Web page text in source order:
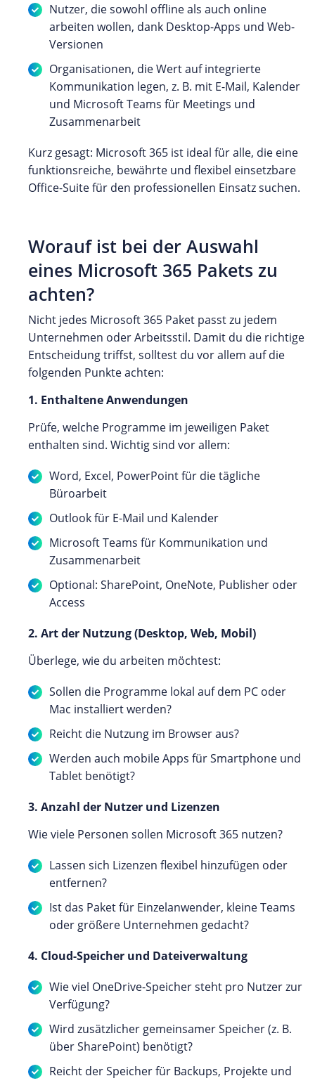
Nutzer, die sowohl offline als auch online
arbeiten wollen, dank Desktop-Apps und Web-
Versionen
Organisationen, die Wert auf integrierte
Kommunikation legen, z. B. mit E-Mail, Kalender
und Microsoft Teams für Meetings und
Zusammenarbeit
Kurz gesagt: Microsoft 365 ist ideal für alle, die eine
funktionsreiche, bewährte und flexibel einsetzbare
Office-Suite für den professionellen Einsatz suchen.
Worauf ist bei der Auswahl
eines Microsoft 365 Pakets zu
achten?
Nicht jedes Microsoft 365 Paket passt zu jedem
Unternehmen oder Arbeitsstil. Damit du die richtige
Entscheidung triffst, solltest du vor allem auf die
folgenden Punkte achten:
1. Enthaltene Anwendungen
Prüfe, welche Programme im jeweiligen Paket
enthalten sind. Wichtig sind vor allem:
Word, Excel, PowerPoint für die tägliche
Büroarbeit
Outlook für E-Mail und Kalender
Microsoft Teams für Kommunikation und
Zusammenarbeit
Optional: SharePoint, OneNote, Publisher oder
Access
2. Art der Nutzung (Desktop, Web, Mobil)
Überlege, wie du arbeiten möchtest:
Sollen die Programme lokal auf dem PC oder
Mac installiert werden?
Reicht die Nutzung im Browser aus?
Werden auch mobile Apps für Smartphone und
Tablet benötigt?
3. Anzahl der Nutzer und Lizenzen
Wie viele Personen sollen Microsoft 365 nutzen?
Lassen sich Lizenzen flexibel hinzufügen oder
entfernen?
Ist das Paket für Einzelanwender, kleine Teams
oder größere Unternehmen gedacht?
4. Cloud-Speicher und Dateiverwaltung
Wie viel OneDrive-Speicher steht pro Nutzer zur
Verfügung?
Wird zusätzlicher gemeinsamer Speicher (z. B.
über SharePoint) benötigt?
Reicht der Speicher für Backups, Projekte und